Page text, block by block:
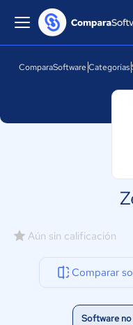
ComparaSoftware Categorías
Aún sin calificación
Comparar
Software